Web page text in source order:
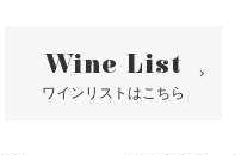
Wine List
ワインリストはこちら